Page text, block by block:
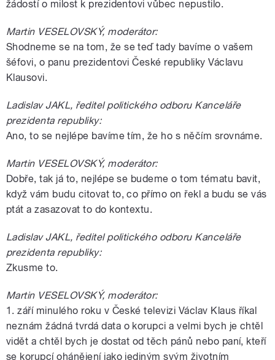
žádostí o milost k prezidentovi vůbec nepustilo.
Martin VESELOVSKÝ, moderátor:
Shodneme se na tom, že se teď tady bavíme o vašem
šéfovi, o panu prezidentovi České republiky Václavu
Klausovi.
Ladislav JAKL, ředitel politického odboru Kanceláře
prezidenta republiky:
Ano, to se nejlépe bavíme tím, že ho s něčím srovnáme.
Martin VESELOVSKÝ, moderátor:
Dobře, tak já to, nejlépe se budeme o tom tématu bavit,
když vám budu citovat to, co přímo on řekl a budu se vás
ptát a zasazovat to do kontextu.
Ladislav JAKL, ředitel politického odboru Kanceláře
prezidenta republiky:
Zkusme to.
Martin VESELOVSKÝ, moderátor:
1. září minulého roku v České televizi Václav Klaus říkal
neznám žádná tvrdá data o korupci a velmi bych je chtěl
vidět a chtěl bych je dostat od těch pánů nebo paní, kteří
se korupcí ohánějení jako jediným svým životním